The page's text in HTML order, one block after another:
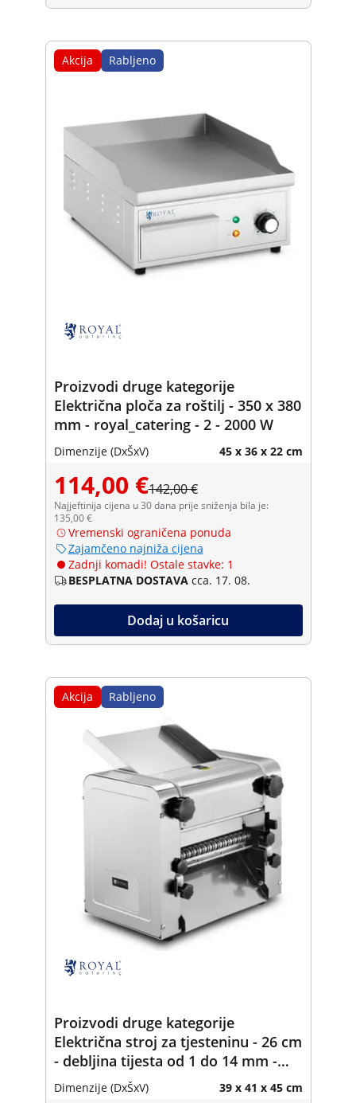
Akcija Rabljeno
Proizvodi druge kategorije
Električna ploča za roštilj - 350 x 380
mm - royal_catering - 2 - 2000 W
Dimenzije (DxŠxV) 45 x 36 x 22 cm
114,00 €142,00 €
Najjeftinija cijena u 30 dana prije sniženja bila je:
135,00 €
Vremenski ograničena ponuda
Zajamčeno najniža cijena
Zadnji komadi! Ostale stavke: 1
BESPLATNA DOSTAVA cca. 17. 08.
Dodaj u košaricu
Akcija Rabljeno
Proizvodi druge kategorije
Električna stroj za tjesteninu - 26 cm
- debljina tijesta od 1 do 14 mm -
Royal Catering
Dimenzije (DxŠxV) 39 x 41 x 45 cm